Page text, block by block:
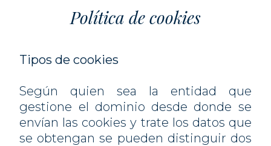
Política de cookies
Tipos de cookies
Según quien sea la entidad que
gestione el dominio desde donde se
envían las cookies y trate los datos que
se obtengan se pueden distinguir dos